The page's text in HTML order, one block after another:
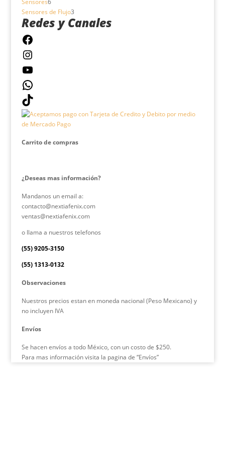
productos
Sensores de Flujo33
productos
Redes y Canales
TikTok
Carrito de compras
¿Deseas mas información?
Mandanos un email a:
contacto@nextiafenix.com
ventas@nextiafenix.com
o llama a nuestros telefonos
(55) 9205-3150
(55) 1313-0132
Observaciones
Nuestros precios estan en moneda nacional (Peso Mexicano) y
no incluyen IVA
Envíos
Se hacen envíos a todo México, con un costo de $250.
Para mas información visita la pagina de “Envíos”